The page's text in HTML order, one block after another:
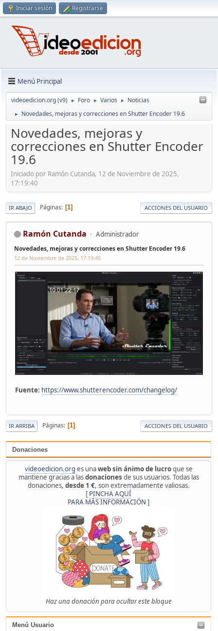
Iniciar sesión Registrarse
Menú Principal
videoedicion.org (v9) ► Foro ► Varios ► Noticias
► Novedades, mejoras y correcciones en Shutter Encoder 19.6
Donaciones
videoedicion.org es unaweb sin ánimo de lucroque se
mantiene gracias a lasdonaciones de sus usuarios. Todas las
donaciones, desde 1 €, son extremadamente valiosas.
[ PINCHA AQUÍ
PARA MÁS INFORMACIÓN ]
Haz una donación para ocultar este bloque
Menú Usuario
Novedades, mejoras y
correcciones en Shutter Encoder
19.6
Iniciado por Ramón Cutanda, 12 de Noviembre de 2025,
17:19:40
IR ABAJO Páginas 1 ACCIONES DEL USUARIO
Ramón Cutanda Administrador
Novedades, mejoras y correcciones en Shutter Encoder 19.6
12 de Noviembre de 2025, 17:19:40
Fuente: https://www.shutterencoder.com/changelog/
IR ARRIBA Páginas 1 ACCIONES DEL USUARIO